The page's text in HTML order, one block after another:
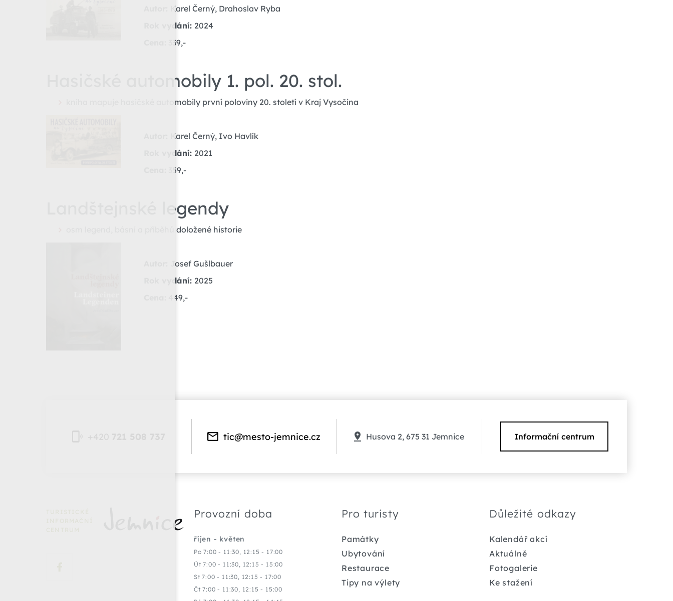
Karel Černý, Drahoslav Ryba
Rok vydání: 2024
339,-
Hasičské automobily 1. pol. 20. stol.
kniha mapuje hasičské automobily první poloviny 20. století v Kraj Vysočina
Karel Černý, Ivo Havlík
Rok vydání: 2021
359,-
Landštejnské legendy
osm legend, básní a příběhů doložené historie
Josef Gušlbauer
Rok vydání: 2025
449,-
tic@mesto-jemnice.cz Husova 2, 675 31 Jemnice Informační centrum
Provozní doba
říjen - květen
Po 7:00 - 11:30, 12:15 - 17:00
Út 7:00 - 11:30, 12:15 - 15:00
St 7:00 - 11:30, 12:15 - 17:00
Čt 7:00 - 11:30, 12:15 - 15:00
Pro turisty
Památky
Ubytování
Restaurace
Tipy na výlety
Důležité odkazy
Kalendář akcí
Aktuálně
Fotogalerie
Ke stažení